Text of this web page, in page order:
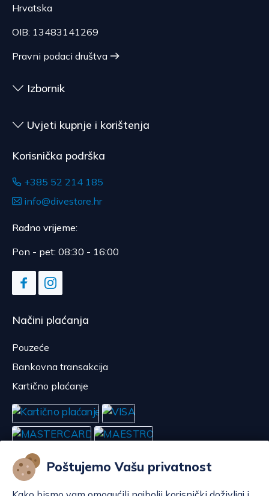
Poštujemo Vašu privatnost
Hrvatska
OIB: 13483141269
Pravni podaci društva
Izbornik
Uvjeti kupnje i korištenja
Korisnička podrška
+385 52 214 185
info@divestore.hr
Radno vrijeme:
Pon - pet: 08:30 - 16:00
Načini plaćanja
Pouzeće
Bankovna transakcija
Kartično plaćanje